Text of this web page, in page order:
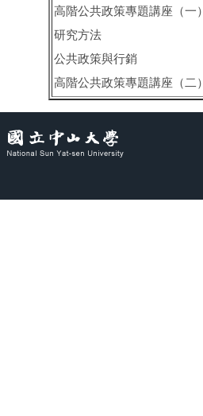
高階公共政策專題講座（一）
研究方法
公共政策與行銷
高階公共政策專題講座（二）